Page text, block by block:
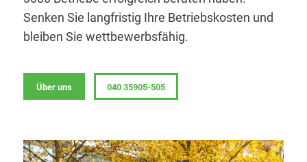
Senken Sie langfristig Ihre Betriebskosten und
bleiben Sie wettbewerbsfähig.
Über uns 040 35905-505